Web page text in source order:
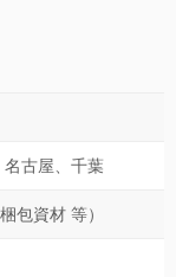
古屋、千葉
包資材 等）